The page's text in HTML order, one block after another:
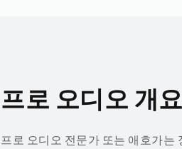
프로 오디오 개
프로 오디오 전문가 또는 애호가는